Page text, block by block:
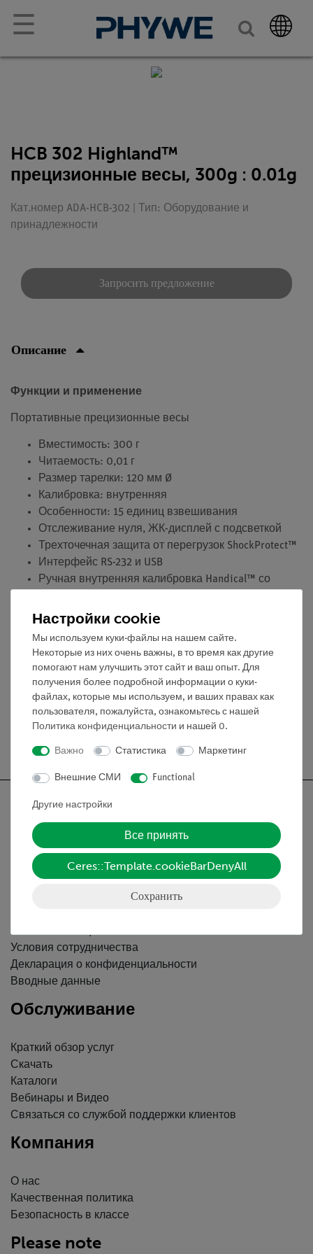
☰
HCB 302 Highland™
прецизионные весы, 300g : 0.01g
Кат.номер ADA-HCB-302 | Тип: Оборудование и
принадлежности
Запросить предложение
Описание
Функции и применение
Портативные прецизионные весы
Вместимость: 300 г
Читаемость: 0,01 г
Размер тарелки: 120 мм Ø
Калибровка: внутренняя
Особенности: 15 единиц взвешивания
Отслеживание нуля, ЖК-дисплей с подсветкой
Трехточечная защита от перегрузок ShockProtect™
Интерфейс RS-232 и USB
Ручная внутренняя калибровка Handical™ со
Автоматическое отключение питания, индикация
низкого заряда батареи
Медиа / Загрузки
Контактное лицо
Условия сотрудничества
Декларация о конфиденциальности
Вводные данные
Обслуживание
Краткий обзор услуг
Скачать
Каталоги
Вебинары и Видео
Связаться со службой поддержки клиентов
Компания
О нас
Качественная политика
Безопасность в классе
Please note
Настройки cookie
Мы используем куки-файлы на нашем сайте.
Некоторые из них очень важны, в то время как другие
помогают нам улучшить этот сайт и ваш опыт. Для
получения более подробной информации о куки-
файлах, которые мы используем, и ваших правах как
пользователя, пожалуйста, ознакомьтесь с нашей
Политика конфиденциальности и нашей 0.
Важно Статистика Маркетинг
Внешние СМИ Functional
Другие настройки
Все принять
Ceres::Template.cookieBarDenyAll
Сохранить